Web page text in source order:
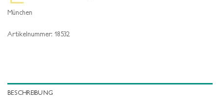
München
Artikelnummer: 18532
BESCHREIBUNG